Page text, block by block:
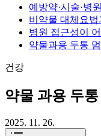
예방약·시술·병
비약물 대체요법
병원 접근성이
약물과용 두통 멈
건강
약물 과용 두
2025. 11. 26.